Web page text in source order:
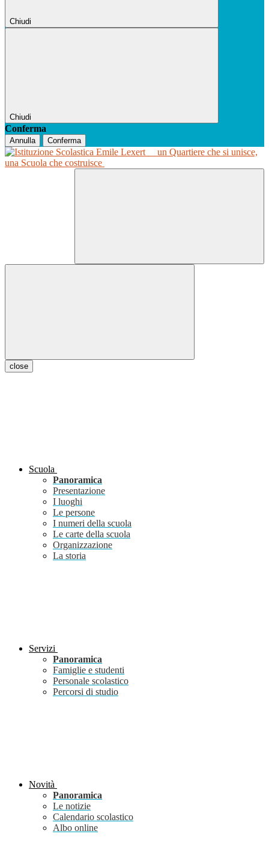
Chiudi
Chiudi
Conferma
Annulla Conferma
un Quartiere che si unisce,
una Scuola che costruisce
close
Scuola
Panoramica
Presentazione
I luoghi
Le persone
I numeri della scuola
Le carte della scuola
Organizzazione
La storia
Servizi
Panoramica
Famiglie e studenti
Personale scolastico
Percorsi di studio
Novità
Panoramica
Le notizie
Calendario scolastico
Albo online